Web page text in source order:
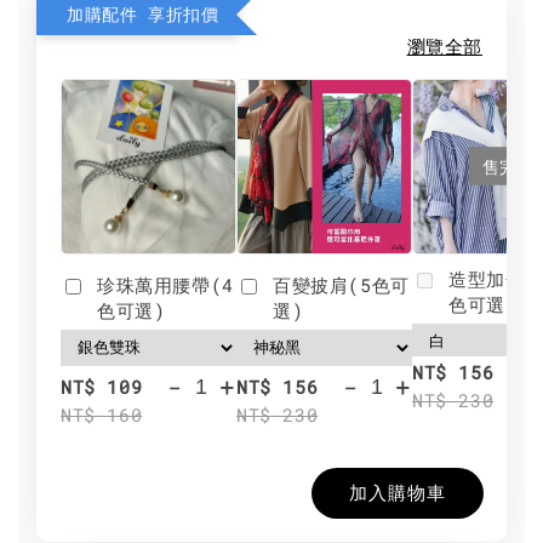
加購配件 享折扣價
瀏覽全部
珍珠萬用腰帶(4
色可選)
NT$ 109
NT$ 160
- +
百變披肩(5色可
選)
NT$ 156
NT$ 230
- +
售完
造型加分
色可選)
NT$ 156
NT$ 230
加入購物車